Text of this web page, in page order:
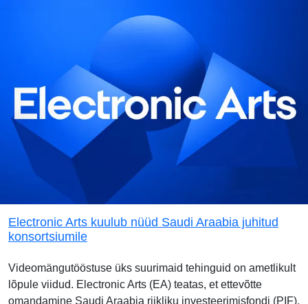
Electronic Arts kuulub nüüd Saudi Araabia juhitud
konsortsiumile
Videomängutööstuse üks suurimaid tehinguid on ametlikult
lõpule viidud. Electronic Arts (EA) teatas, et ettevõtte
omandamine Saudi Araabia riikliku investeerimisfondi (PIF),